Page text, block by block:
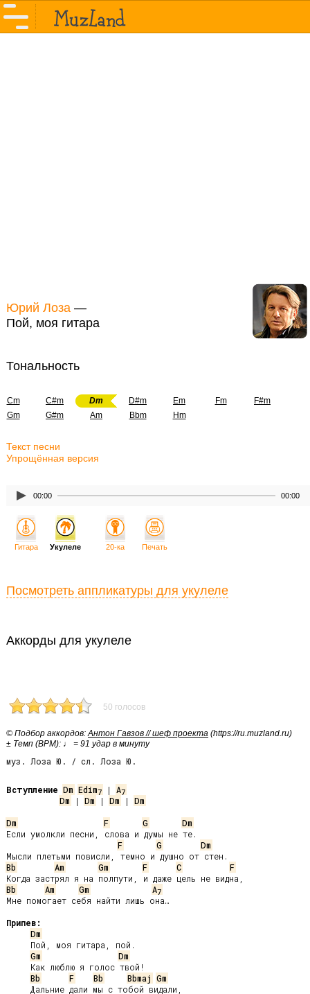
Юрий Лоза —
Пой, моя гитара
Тональность
Cm C#m Dm D#m Em Fm
F#m
Gm
G#m Am Bbm Hm
Текст песни
Упрощённая версия
00:00 00:00
Аккорды для укулеле
50 голосов
© Подбор аккордов:Антон Гавзов // шеф проекта (https://ru.muzland.ru)
± Темп (BPM): ♩ = 91 удар в минуту
муз. Лоза Ю. / сл. Лоза Ю.
Вступление Dm Edim7 | A7
Dm | Dm | Dm | Dm
Dm
F G
Dm
Если умолкли песни, слова и думы не те.
F
G
Dm
Bb
Am Gm F C
F
Bb
Am Gm A7
Мне помогает себя найти лишь она…
Припев:
Dm
Gm
Dm
Bb
F Bb Bbmaj Gm
Гитара Укулеле 20-ка Печать
Посмотреть аппликатуры для укулеле